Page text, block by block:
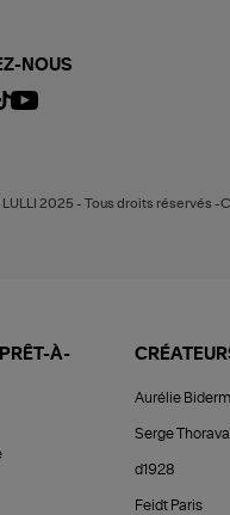
NOUS
2025 - Tous droits réservés -
À-
Aurélie
Serge Thoraval
d1928
Feidt Paris